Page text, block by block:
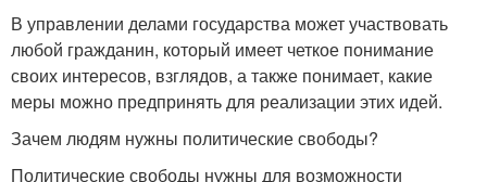
В управлении делами государства может участвовать
любой гражданин, который имеет четкое понимание
своих интересов, взглядов, а также понимает, какие
меры можно предпринять для реализации этих идей.
Зачем людям нужны политические свободы?
Политические свободы нужны для возможности